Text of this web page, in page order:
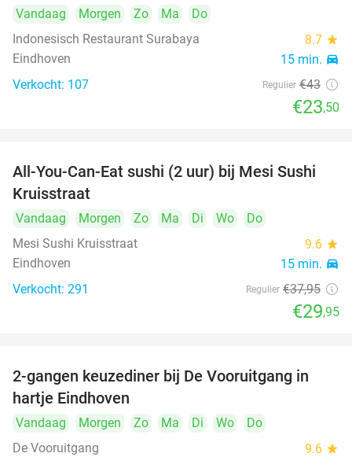
Vandaag Morgen Zo Ma
Do
Indonesisch Restaurant Surabaya
8.7 star
Eindhoven 15 min. directions_car
Verkocht: 107 Regulier €43
€23,50
21%
All-You-Can-Eat sushi (2 uur) bij Mesi Sushi
Kruisstraat
Vandaag Morgen Zo Ma Di Wo
Do
Mesi Sushi Kruisstraat
9.6 star
Eindhoven 15 min. directions_car
Verkocht: 291 Regulier €37,95
€29,95
42%
2-gangen keuzediner bij De Vooruitgang in
hartje Eindhoven
Vandaag Morgen Zo Ma Di Wo
Do
De Vooruitgang
9.6 star